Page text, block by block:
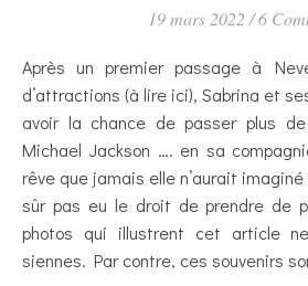
19 mars 2022 /6
Après un premier passage à Neverland, dans le parc
d’attractions (à lire ici), Sabrina et
avoir la chance de passer plus
Michael Jackson …. en sa
rêve que jamais elle n’aurait imaginé
sûr pas eu le droit de prendre de
photos qui illustrent cet article
siennes. Par contre, ces souvenirs